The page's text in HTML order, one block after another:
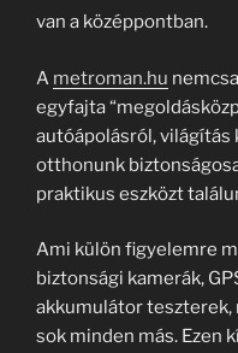
van a középpontban.
A metroman.hu
egyfajta
autóápolásról,
otthonunk
praktikus eszközt
Ami külön figyelemre
biztonsági kamerák,
akkumulátor
sok minden más. Ezen